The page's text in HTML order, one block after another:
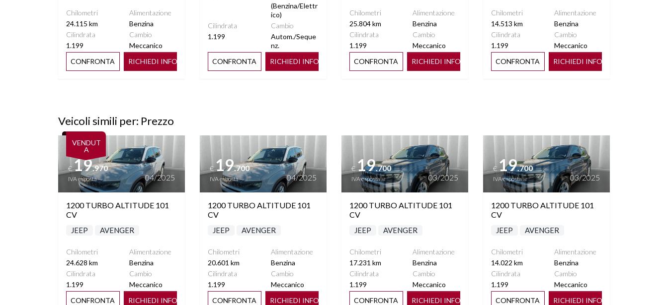
TELECAMERA POSTERIORE VIRTUAL COCKPIT VOLANTE MULTIFUNZIONE
Chilometri
24.115 km
Alimentazione
Benzina
Cilindrata
1.199
Cambio
Meccanico
CONFRONTA
RICHIEDI INFO
(Benzina/Elettr
ico)
Cilindrata
1.199
Cambio
Autom./Seque
nz.
CONFRONTA
RICHIEDI INFO
Chilometri
25.804 km
Alimentazione
Benzina
Cilindrata
1.199
Cambio
Meccanico
CONFRONTA
RICHIEDI INFO
Chilometri
14.513 km
Alimentazione
Benzina
Cilindrata
1.199
Cambio
Meccanico
CONFRONTA
RICHIEDI INFO
Veicoli simili per: Prezzo
VENDUT
A
Vedi dettagli
€19.970
IVA esposta 04/2025
1200 TURBO ALTITUDE 101
CV
JEEP AVENGER
Chilometri
24.628 km
Alimentazione
Benzina
Cilindrata
1.199
Cambio
Meccanico
CONFRONTA
RICHIEDI INFO
Vedi dettagli
€19.700
IVA esposta 04/2025
1200 TURBO ALTITUDE 101
CV
JEEP AVENGER
Chilometri
20.601 km
Alimentazione
Benzina
Cilindrata
1.199
Cambio
Meccanico
CONFRONTA
RICHIEDI INFO
Vedi dettagli
€19.700
IVA esposta 03/2025
1200 TURBO ALTITUDE 101
CV
JEEP AVENGER
Chilometri
17.231 km
Alimentazione
Benzina
Cilindrata
1.199
Cambio
Meccanico
CONFRONTA
RICHIEDI INFO
Vedi dettagli
€19.700
IVA esposta 03/2025
1200 TURBO ALTITUDE 101
CV
JEEP AVENGER
Chilometri
14.022 km
Alimentazione
Benzina
Cilindrata
1.199
Cambio
Meccanico
CONFRONTA
RICHIEDI INFO